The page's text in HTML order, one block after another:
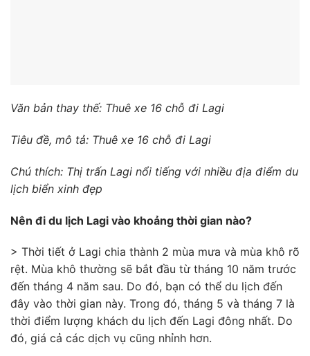
Văn bản thay thế: Thuê xe 16 chỗ đi Lagi
Tiêu đề, mô tả: Thuê xe 16 chỗ đi Lagi
Chú thích: Thị trấn Lagi nổi tiếng với nhiều địa điểm du
lịch biển xinh đẹp
Nên đi du lịch Lagi vào khoảng thời gian nào?
> Thời tiết ở Lagi chia thành 2 mùa mưa và mùa khô rõ
rệt. Mùa khô thường sẽ bắt đầu từ tháng 10 năm trước
đến tháng 4 năm sau. Do đó, bạn có thể du lịch đến
đây vào thời gian này. Trong đó, tháng 5 và tháng 7 là
thời điểm lượng khách du lịch đến Lagi đông nhất. Do
đó, giá cả các dịch vụ cũng nhỉnh hơn.